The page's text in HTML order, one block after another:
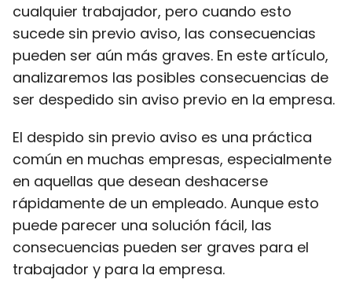
cualquier trabajador, pero cuando esto
sucede sin previo aviso, las consecuencias
pueden ser aún más graves. En este artículo,
analizaremos las posibles consecuencias de
ser despedido sin aviso previo en la empresa.
El despido sin previo aviso es una práctica
común en muchas empresas, especialmente
en aquellas que desean deshacerse
rápidamente de un empleado. Aunque esto
puede parecer una solución fácil, las
consecuencias pueden ser graves para el
trabajador y para la empresa.